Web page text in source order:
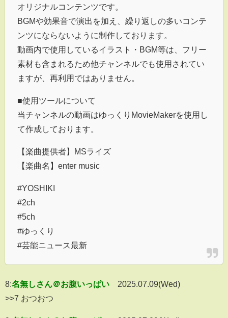
オリジナルコンテンツです。
BGMや効果音で演出を加え、繰り返しの多いコンテ
ンツにならないように制作しております。
動画内で使用しているイラスト・BGM等は、フリー
素材も含まれるため他チャンネルでも使用されてい
ますが、再利用ではありません。
■使用ツールについて
当チャンネルの動画はゆっくりMovieMakerを使用し
て作成しております。
【楽曲提供者】MSライズ
【楽曲名】enter music
#YOSHIKI
#2ch
#5ch
#ゆっくり
#芸能ニュース最新
8:名無しさん＠お腹いっぱい
2025.07.09(Wed)
>>7 おつおつ